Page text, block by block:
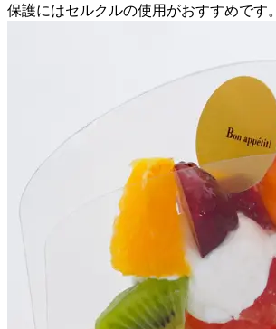
保護にはセルクルの使用がおすすめです。